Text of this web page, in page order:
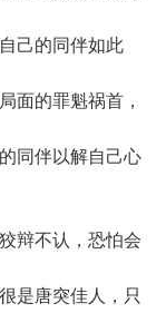
己的同伴如此
面的罪魁祸首，
同伴以解自己心
辩不认，恐怕会
是唐突佳人，只